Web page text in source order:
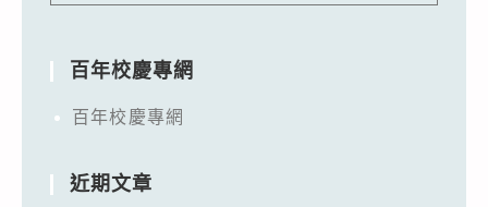
百年校慶專網
百年校慶專網
近期文章